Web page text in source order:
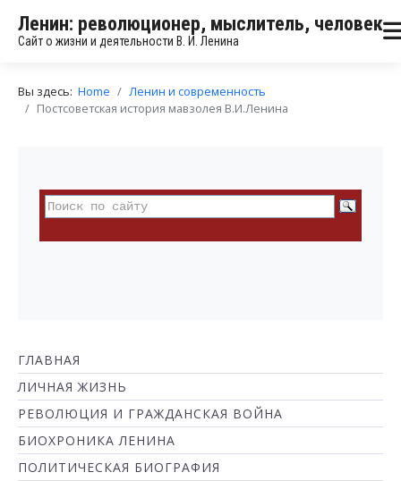
Ленин: революционер, мыслитель, человек
Сайт о жизни и деятельности В. И. Ленина
Вы здесь: Home
Ленин и современность
Постсоветская история мавзолея В.И.Ленина
ГЛАВНАЯ
ЛИЧНАЯ ЖИЗНЬ
РЕВОЛЮЦИЯ И ГРАЖДАНСКАЯ ВОЙНА
БИОХРОНИКА ЛЕНИНА
ПОЛИТИЧЕСКАЯ БИОГРАФИЯ